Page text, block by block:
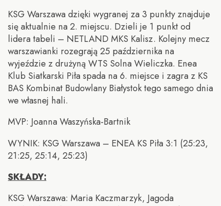
KSG Warszawa dzięki wygranej za 3 punkty znajduje
się aktualnie na 2. miejscu. Dzieli je 1 punkt od
lidera tabeli – NETLAND MKS Kalisz. Kolejny mecz
warszawianki rozegrają 25 października na
wyjeździe z drużyną WTS Solna Wieliczka. Enea
Klub Siatkarski Piła spada na 6. miejsce i zagra z KS
BAS Kombinat Budowlany Białystok tego samego dnia
we własnej hali.
MVP: Joanna Waszyńska-Bartnik
WYNIK: KSG Warszawa – ENEA KS Piła 3:1 (25:23,
21:25, 25:14, 25:23)
SKŁADY:
KSG Warszawa: Maria Kaczmarzyk, Jagoda